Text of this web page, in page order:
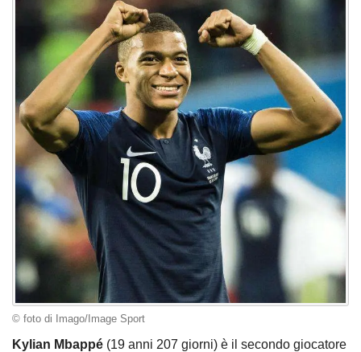
© foto di Imago/Image Sport
Kylian Mbappé (19 anni 207 giorni) è il secondo giocatore